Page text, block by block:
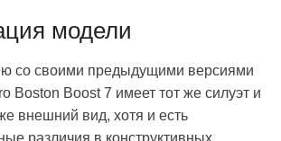
модели
со своими предыдущими версиями
Boston Boost 7 имеет тот же силуэт и
внешний вид, хотя и есть
различия в конструктивных